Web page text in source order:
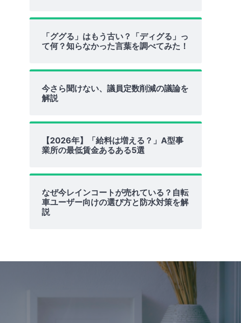
「ググる」はもう古い？「ディグる」っ
て何？知らなかった言葉を調べてみた！
今さら聞けない、議員定数削減の議論を
解説
【2026年】「給料は増える？」A型事
業所の最低賃金あるある5選
なぜ今レインコートが売れている？自転
車ユーザー向けの選び方と防水対策を解
説